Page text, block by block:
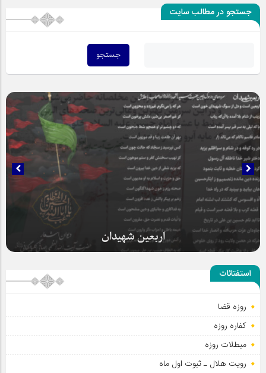
جستجو در مطالب سایت
حضور عاشقانه و مخلصانه مردم در مسیر اربعین
استفتائات
روزه قضا
کفاره روزه
مبطلات روزه
رویت هلال ـ ثبوت اول ماه